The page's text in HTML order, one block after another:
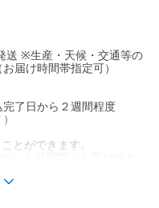
送 ※生産・天候・交通等の
届け時間帯指定可）
了日から２週間程度
とができます。
け時間帯指定を行うこと